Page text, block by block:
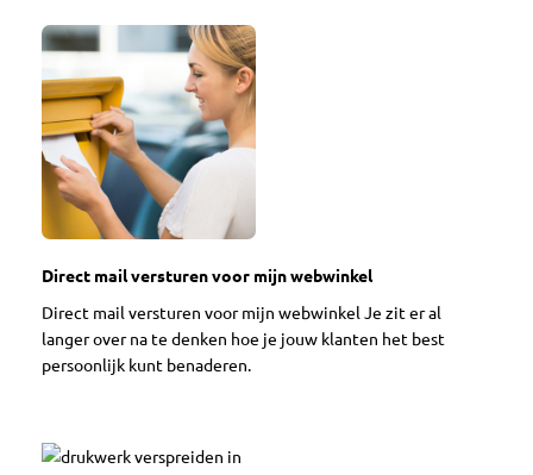
Direct mail versturen voor mijn webwinkel
Direct mail versturen voor mijn webwinkel Je zit er al
langer over na te denken hoe je jouw klanten het best
persoonlijk kunt benaderen.